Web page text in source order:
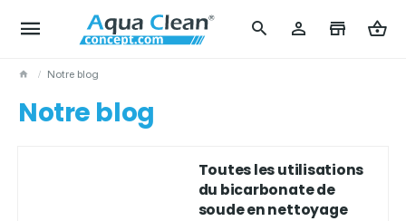
Notre blog
Notre blog
Toutes les utilisations
du bicarbonate de
soude en nettoyage